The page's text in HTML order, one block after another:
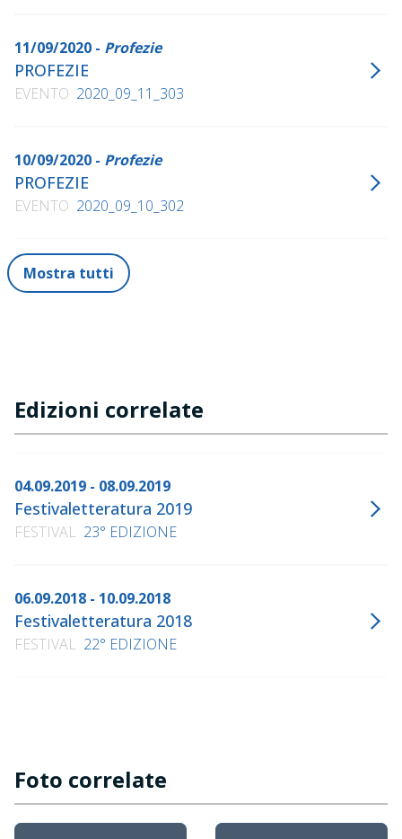
11/09/2020 - Profezie
PROFEZIE
EVENTO 2020_09_11_303
10/09/2020 - Profezie
PROFEZIE
EVENTO 2020_09_10_302
Mostra tutti
Edizioni correlate
04.09.2019 - 08.09.2019
Festivaletteratura 2019
FESTIVAL 23° EDIZIONE
06.09.2018 - 10.09.2018
Festivaletteratura 2018
FESTIVAL 22° EDIZIONE
Foto correlate